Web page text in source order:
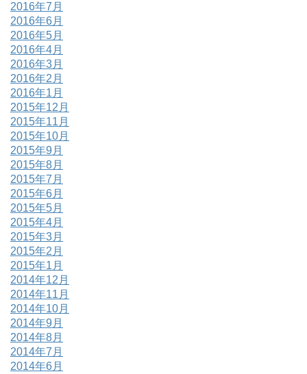
2016年7月
2016年6月
2016年5月
2016年4月
2016年3月
2016年2月
2016年1月
2015年12月
2015年11月
2015年10月
2015年9月
2015年8月
2015年7月
2015年6月
2015年5月
2015年4月
2015年3月
2015年2月
2015年1月
2014年12月
2014年11月
2014年10月
2014年9月
2014年8月
2014年7月
2014年6月